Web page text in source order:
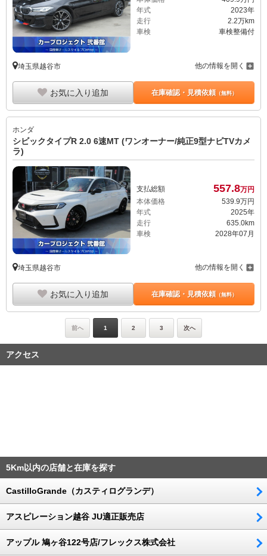
年式
2023年
走行
2.2万km
車検
車検整備付
埼玉県越谷市 他の情報を開く
お気に入り追加 在庫確認・見積依頼（無料）
ホンダ
シビックタイプR 2.0 6速MT (ワンオーナー/純正9型ナビTVカメ
ラ)
支払総額 557.8万円
本体価格
539. 9万円
年式
2025年
走行
635.0km
車検
2028年07月
埼玉県越谷市 他の情報を開く
お気に入り追加 在庫確認・見積依頼（無料）
前へ 1 2 3 次へ
アクセス
5Km以内の店舗と在庫を探す
CastilloGrande（カスティログランデ）
アスピレーション越谷 JU適正販売店
アップル 鳩ヶ谷122号店/フレックス株式会社